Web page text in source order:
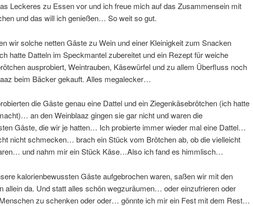
Leckeres zu Essen vor und ich freue mich auf das Zusammensein mit
und das will ich genießen… So weit so gut.
wir solche netten Gäste zu Wein und einer Kleinigkeit zum Snacken
hatte Datteln im Speckmantel zubereitet und ein Rezept für weiche
ausprobiert, Weintrauben, Käsewürfel und zu allem Überfluss noch
beim Bäcker gekauft. Alles megalecker…
die Gäste genau eine Dattel und ein Ziegenkäsebrötchen (ich hatte
an den Weinblaaz gingen sie gar nicht und waren die
Gäste, die wir je hatten… Ich probierte immer wieder mal eine Dattel…
nicht schmecken… brach ein Stück vom Brötchen ab, ob die vielleicht
und nahm mir ein Stück Käse…Also ich fand es himmlisch…
kalorienbewussten Gäste aufgebrochen waren, saßen wir mit den
allein da. Und statt alles schön wegzuräumen… oder einzufrieren oder
zu schenken oder oder… gönnte ich mir ein Fest mit dem Rest…